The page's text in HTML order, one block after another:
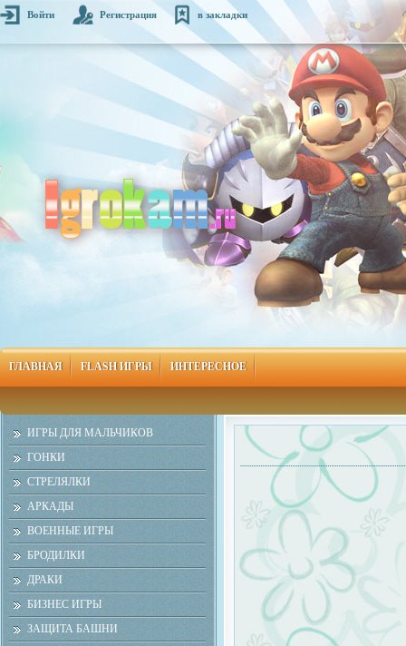
Войти Регистрация в закладки
ГЛАВНАЯ FLASH ИГРЫ ИНТЕРЕСНОЕ
ИГРЫ ДЛЯ МАЛЬЧИКОВ
ГОНКИ
СТРЕЛЯЛКИ
АРКАДЫ
ВОЕННЫЕ ИГРЫ
БРОДИЛКИ
ДРАКИ
БИЗНЕС ИГРЫ
ЗАЩИТА БАШНИ